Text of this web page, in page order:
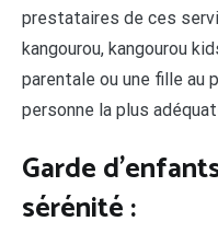
prestataires de ces
kangourou, kangourou
parentale ou une fille au
personne la plus
Garde
sérénité :